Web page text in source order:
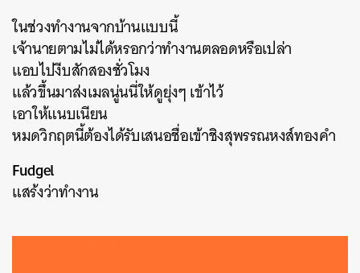
ในช่วงทำงานจากบ้านแบบนี้
เจ้านายตามไม่ได้หรอกว่าทำงานตลอดหรือเปล่า
แอบไปงีบสักสองชั่วโมง
แล้วขึ้นมาส่งเมลนู่นนี่ให้ดูยุ่งๆ เข้าไว้
เอาให้แนบเนียน
หมดวิกฤตนี้ต้องได้รับเสนอชื่อเข้าชิงสุพรรณหงส์ทองคำ
Fudgel
แสร้งว่าทำงาน